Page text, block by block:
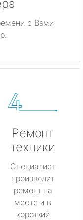
с Вами
Ремонт
техники
Специалист
производит
ремонт на
месте и в
короткий